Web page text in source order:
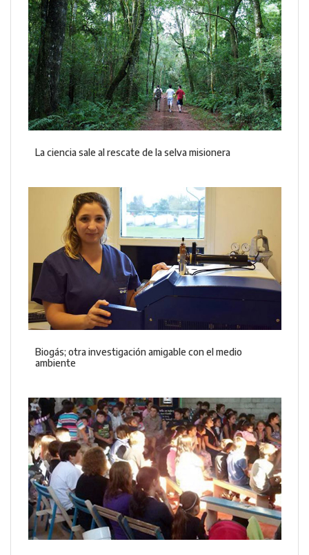
La ciencia sale al rescate de la selva misionera
Biogás; otra investigación amigable con el medio
ambiente